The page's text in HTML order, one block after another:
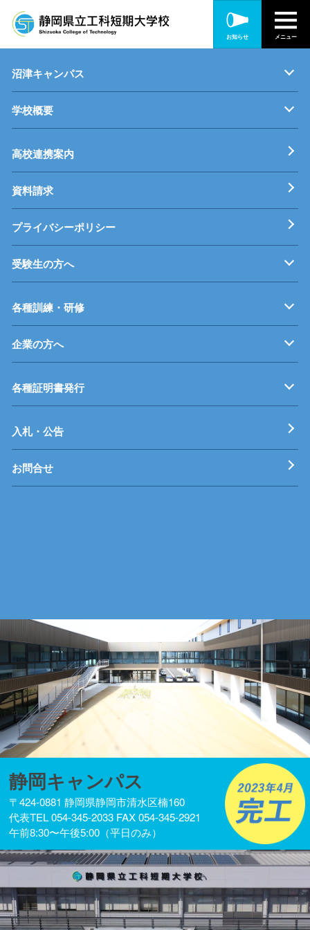
お知らせ メニュー
静岡キャンパス
キャンパス紹介
機械・制御技術科
電気技術科
建築設備科
沼津キャンパス
キャンパス紹介
機械・生産技術科
電子情報技術科
情報技術科
学校概要
基本理念
校長挨拶
すうじでみる静岡県立工科短期大学校
工科短大評価委員会
高校連携案内
資料請求
プライバシーポリシー
受験生の方へ
募集要項
オープンキャンパス
受験料等
高校連携案内
各種訓練・研修
企業従業員の方へ
再就職を考えている方へ
障がいのある方へ
企業の方へ
事業主推薦について
インターンシップについて
学生の求人について
各種証明書発行
工科短期大学校
技術専門校
ガス溶接技能講習
各種特別教育
入札・公告
お問合せ
静岡キャンパス
〒424-0881 静岡県静岡市清水区楠160
代表TEL 054-345-2033 FAX 054-345-2921
午前8:30〜午後5:00（平日のみ）